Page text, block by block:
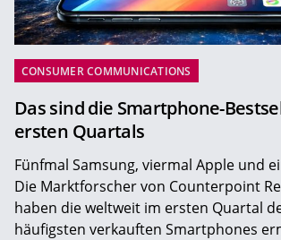
CONSUMER COMMUNICATIONS
Das sind die Smartphone-
ersten Quartals
Fünfmal Samsung, viermal Apple und
Die Marktforscher von Counterpoint
haben die weltweit im ersten Quartal
häufigsten verkauften Smartphones